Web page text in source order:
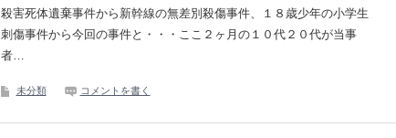
殺害死体遺棄事件から新幹線の無差別殺傷事件、１８歳少年の小学生
刺傷事件から今回の事件と・・・ここ２ヶ月の１０代２０代が当事
者…
未分類 コメントを書く